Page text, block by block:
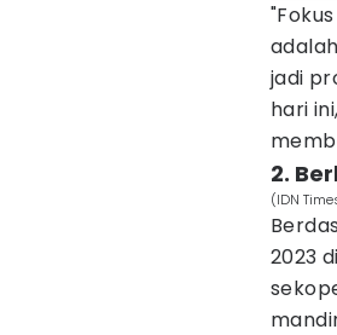
jadi
hari
2.
(IDN
2023